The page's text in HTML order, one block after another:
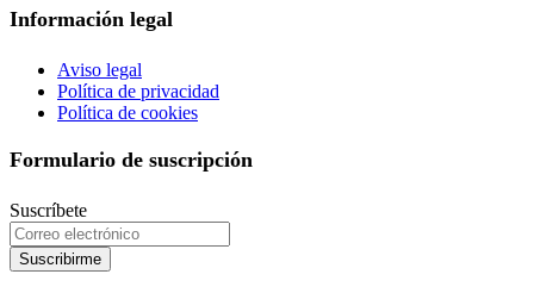
Información legal
Aviso legal
Política de privacidad
Política de cookies
Formulario de suscripción
Suscríbete
Suscribirme